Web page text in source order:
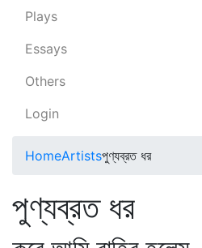
Plays
Essays
Others
Login
HomeArtistsপুণ্যব্রত ধর
পুণ্যব্রত ধর